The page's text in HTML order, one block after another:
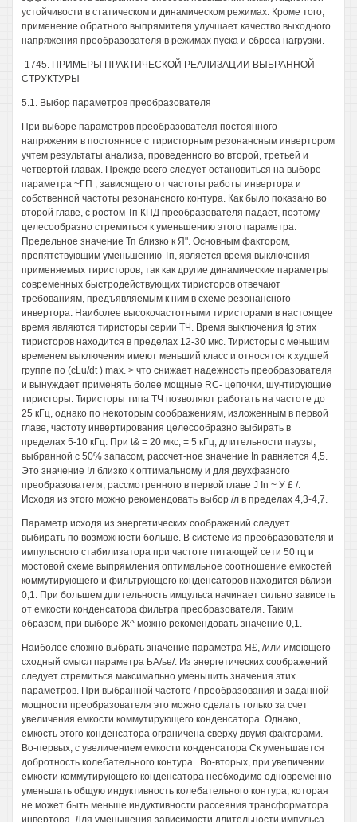
устойчивости в статическом и динамическом режимах. Кроме того,
применение обратного выпрямителя улучшает качество выходного
напряжения преобразователя в режимах пуска и сброса нагрузки.
-1745. ПРИМЕРЫ ПРАКТИЧЕСКОЙ РЕАЛИЗАЦИИ ВЫБРАННОЙ
СТРУКТУРЫ
5.1. Выбор параметров преобразователя
При выборе параметров преобразователя постоянного
напряжения в постоянное с тиристорным резонансным инвертором
учтем результаты анализа, проведенного во второй, третьей и
четвертой главах. Прежде всего следует остановиться на выборе
параметра ~ГП , зависящего от частоты работы инвертора и
собственной частоты резонансного контура. Как было показано во
второй главе, с ростом Тп КПД преобразователя падает, поэтому
целесообразно стремиться к уменьшению этого параметра.
Предельное значение Тп близко к Я". Основным фактором,
препятствующим уменьшению Тп, является время выключения
применяемых тиристоров, так как другие динамические параметры
современных быстродействующих тиристоров отвечают
требованиям, предъявляемым к ним в схеме резонансного
инвертора. Наиболее высокочастотными тиристорами в настоящее
время являются тиристоры серии ТЧ. Время выключения tg этих
тиристоров находится в пределах 12-30 мкс. Тиристоры с меньшим
временем выключения имеют меньший класс и относятся к худшей
группе по (cLu/dt ) max. > что снижает надежность преобразователя
и вынуждает применять более мощные RC- цепочки, шунтирующие
тиристоры. Тиристоры типа ТЧ позволяют работать на частоте до
25 кГц, однако по некоторым соображениям, изложенным в первой
главе, частоту инвертирования целесообразно выбирать в
пределах 5-10 кГц. При t& = 20 мкс, = 5 кГц, длительности паузы,
выбранной с 50% запасом, рассчет-ное значение In равняется 4,5.
Это значение !л близко к оптимальному и для двухфазного
преобразователя, рассмотренного в первой главе J In ~ У £ /.
Исходя из этого можно рекомендовать выбор /л в пределах 4,3-4,7.
Параметр исходя из энергетических соображений следует
выбирать по возможности больше. В системе из преобразователя и
импульсного стабилизатора при частоте питающей сети 50 гц и
мостовой схеме выпрямления оптимальное соотношение емкостей
коммутирующего и фильтрующего конденсаторов находится вблизи
0,1. При большем длительность имцульса начинает сильно зависеть
от емкости конденсатора фильтра преобразователя. Таким
образом, при выборе Ж^ можно рекомендовать значение 0,1.
Наиболее сложно выбрать значение параметра Я£, /или имеющего
сходный смысл параметра ЬА/ье/. Из энергетических соображений
следует стремиться максимально уменьшить значения этих
параметров. При выбранной частоте / преобразования и заданной
мощности преобразователя это можно сделать только за счет
увеличения емкости коммутирующего конденсатора. Однако,
емкость этого конденсатора ограничена сверху двумя факторами.
Во-первых, с увеличением емкости конденсатора Ск уменьшается
добротность колебательного контура . Во-вторых, при увеличении
емкости коммутирующего конденсатора необходимо одновременно
уменьшать общую индуктивность колебательного контура, которая
не может быть меньше индуктивности рассеяния трансформатора
инвертора. Для уменьшения зависимости длительности импульса